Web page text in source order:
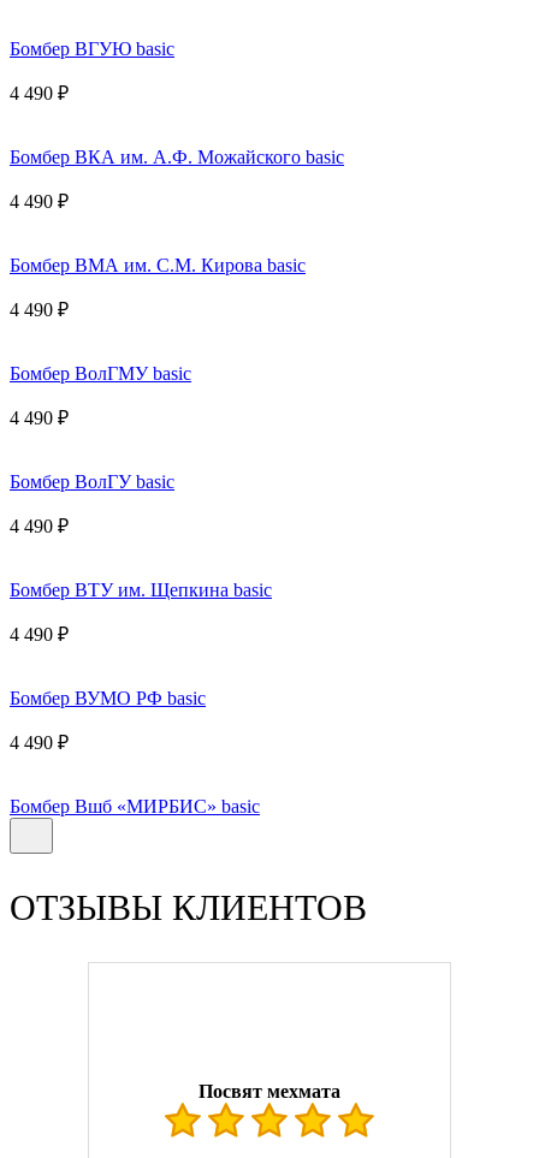
Бомбер ВГУЮ basic
4 490 ₽
Бомбер ВКА им. А.Ф. Можайского basic
4 490 ₽
Бомбер ВМА им. С.М. Кирова basic
4 490 ₽
Бомбер ВолГМУ basic
4 490 ₽
Бомбер ВолГУ basic
4 490 ₽
Бомбер ВТУ им. Щепкина basic
4 490 ₽
Бомбер ВУМО РФ basic
4 490 ₽
Бомбер Вшб «МИРБИС» basic
ОТЗЫВЫ КЛИЕНТОВ
Посвят мехмата